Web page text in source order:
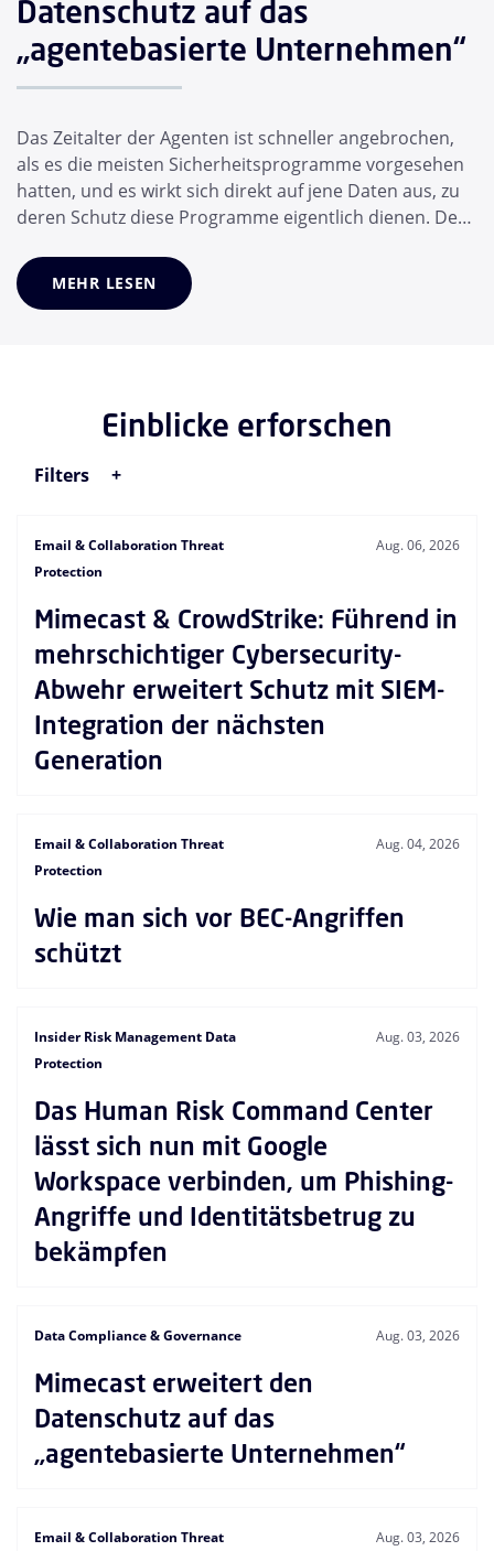
Datenschutz auf das
„agentebasierte Unternehmen“
Das Zeitalter der Agenten ist schneller angebrochen,
als es die meisten Sicherheitsprogramme vorgesehen
hatten, und es wirkt sich direkt auf jene Daten aus, zu
deren Schutz diese Programme eigentlich dienen. Der
Agenten schützen müssen, auf die sich Ihre Mitarbeiter
verlassen – und nicht nur die Mitarbeiter selbst.
MEHR LESEN
Einblicke erforschen
Filters
Email & Collaboration Threat
Protection
Aug. 06, 2026
Mimecast & CrowdStrike: Führend in
mehrschichtiger Cybersecurity-
Abwehr erweitert Schutz mit SIEM-
Integration der nächsten
Generation
Email & Collaboration Threat
Protection
Aug. 04, 2026
Wie man sich vor BEC-Angriffen
schützt
Insider Risk Management Data
Protection
Aug. 03, 2026
Das Human Risk Command Center
lässt sich nun mit Google
Workspace verbinden, um Phishing-
Angriffe und Identitätsbetrug zu
bekämpfen
Data Compliance & Governance Aug. 03, 2026
Mimecast erweitert den
Datenschutz auf das
„agentebasierte Unternehmen“
Email & Collaboration Threat Aug. 03, 2026